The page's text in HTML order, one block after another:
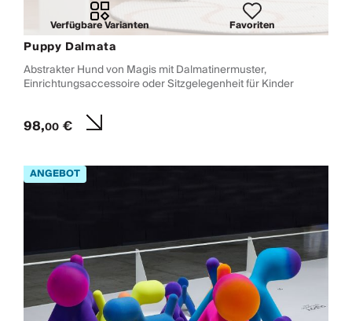
Verfügbare Varianten Favoriten
Puppy Dalmata
Abstrakter Hund von Magis mit Dalmatinermuster,
Einrichtungsaccessoire oder Sitzgelegenheit für Kinder
98,00€